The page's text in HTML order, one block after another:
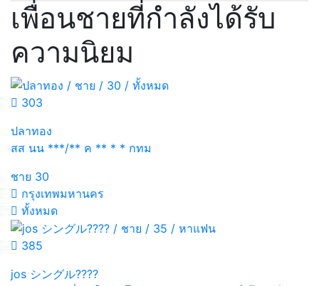
เพื่อนชายที่กำลังได้รับ
ความนิยม
303
ปลาทอง
สส นน ***/** ค ** * * กทม
ชาย 30
กรุงเทพมหานคร
ทั้งหมด
385
jos シングル????